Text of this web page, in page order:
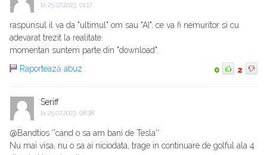
la 25.07.2023, 01:17
raspunsul il va da "ultimul" om sau "AI", ce va fi nemuritor si cu
adevarat trezit la realitate.
momentan suntem parte din "download".
Raportează abuz
0 2
Seriff
la 25.07.2023, 08:38
@Bandtios ''cand o sa am bani de Tesla''
Nu mai visa, nu o sa ai niciodata, trage in continuare de golful ala 4